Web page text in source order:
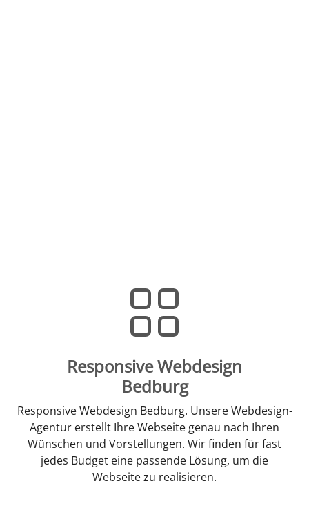
Responsive Webdesign
Bedburg
Responsive Webdesign Bedburg. Unsere Webdesign-
Agentur erstellt Ihre Webseite genau nach Ihren
Wünschen und Vorstellungen. Wir finden für fast
jedes Budget eine passende Lösung, um die
Webseite zu realisieren.